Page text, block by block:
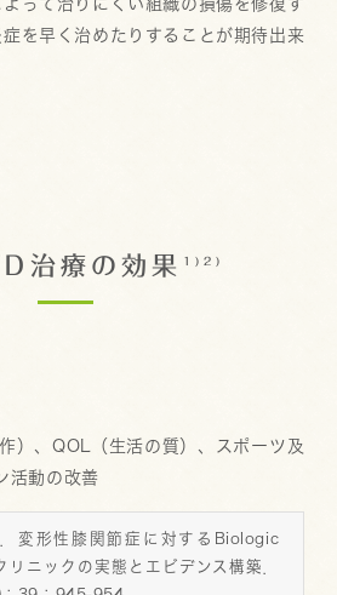
って治りにくい組織の損傷を修復す
を早く治めたりすることが期待出来
治療の効果 1)2)
）、QOL（生活の質）、スポーツ及
活動の改善
変形性膝関節症に対するBiologic
リニックの実態とエビデンス構築．